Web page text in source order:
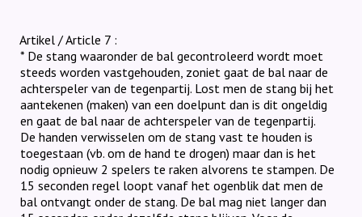
Artikel / Article 7 :
* De stang waaronder de bal gecontroleerd wordt moet
steeds worden vastgehouden, zoniet gaat de bal naar de
achterspeler van de tegenpartij. Lost men de stang bij het
aantekenen (maken) van een doelpunt dan is dit ongeldig
en gaat de bal naar de achterspeler van de tegenpartij.
De handen verwisselen om de stang vast te houden is
toegestaan (vb. om de hand te drogen) maar dan is het
nodig opnieuw 2 spelers te raken alvorens te stampen. De
15 seconden regel loopt vanaf het ogenblik dat men de
bal ontvangt onder de stang. De bal mag niet langer dan